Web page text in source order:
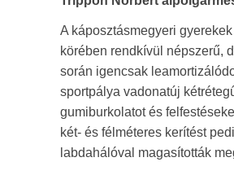
A káposztásmegyeri
körében rendkívül népszerű,
során igencsak
sportpálya vadonatúj
gumiburkolatot és
két- és félméteres kerítést
labdahálóval magasították